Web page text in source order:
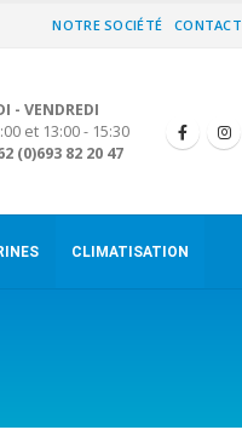
NOTRE SOCIÉTÉ CONTACT
- VENDREDI
et 13:00 - 15:30
(0)693 82 20 47
CLIMATISATION